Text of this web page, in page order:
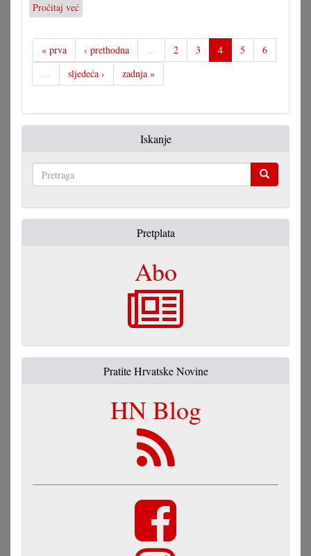
Pročitaj već
Majica
s
motivom,
brojne
mogućnosti
« prva ‹ prethodna … 2 3 4 5
6
…
sljedeća › zadnja »
Iskanje
Pretplata
Abo
Pratite Hrvatske Novine
HN Blog